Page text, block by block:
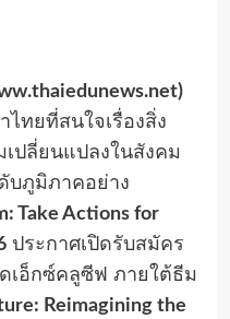
ทยที่สนใจเรื่องสิ่ง
ปลี่ยนแปลงในสังคม
บภูมิภาคอย่าง
Take Actions for
ประกาศเปิดรับสมัคร
เอ็กซ์คลูซีฟ ภายใต้ธีม
Reimagining the